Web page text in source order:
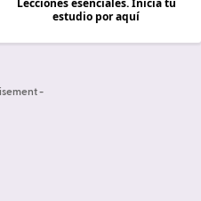
Lecciones esenciales. Inicia tu
estudio por aquí
-